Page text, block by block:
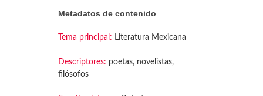
Metadatos de contenido
Tema principal: Literatura Mexicana
Descriptores: poetas, novelistas,
filósofos